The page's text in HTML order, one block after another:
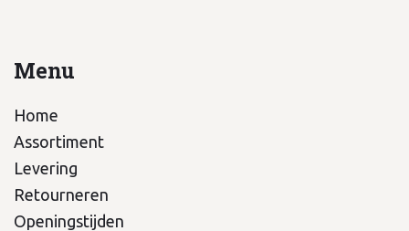
Menu
Home
Assortiment
Levering
Retourneren
Openingstijden